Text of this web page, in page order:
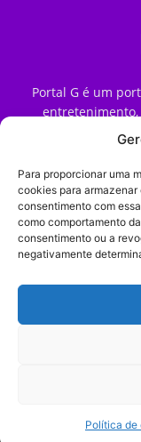
Para proporcionar uma
cookies para
consentimento com
como comportamento
consentimento ou a
negativamente
Política de
Portal G é um
streaming,
forma como o
Início
Política de
tendências de